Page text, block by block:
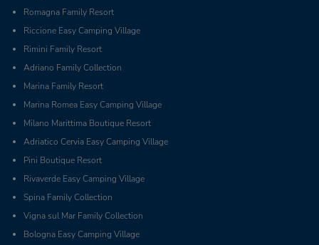
Romagna Family Resort
Riccione Easy Camping Village
Rimini Family Resort
Adriano Family Collection
Marina Family Resort
Marina Romea Easy Camping Village
Milano Marittima Boutique Resort
Adriatico Cervia Easy Camping Village
Pini Boutique Resort
Rivaverde Easy Camping Village
Spina Family Collection
Vigna sul Mar Family Collection
Bologna Easy Camping Village